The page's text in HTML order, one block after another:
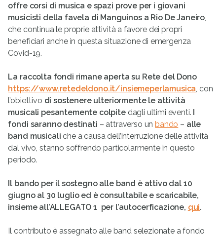
offre corsi di musica e spazi prove per i giovani
musicisti della favela di Manguinos a Rio De Janeiro,
che continua le proprie attività a favore dei propri
beneficiari anche in questa situazione di emergenza
Covid-19.
La raccolta fondi rimane aperta su Rete del Dono
https://www.retedeldono.it/insiemeperlamusica, con
l’obiettivo di sostenere ulteriormente le attività
musicali pesantemente colpitedagli ultimi eventi. I
fondi saranno destinati – attraverso unbando – alle
band musicali che a causa dell’interruzione delle attività
dal vivo, stanno soffrendo particolarmente in questo
periodo.
Il bando per il sostegno alle band è attivo dal 10
giugno al 30 luglio ed è consultabile e scaricabile,
insieme all’ALLEGATO 1 per l’autocerficazione, qui.
Il contributo è assegnato alle band selezionate a fondo